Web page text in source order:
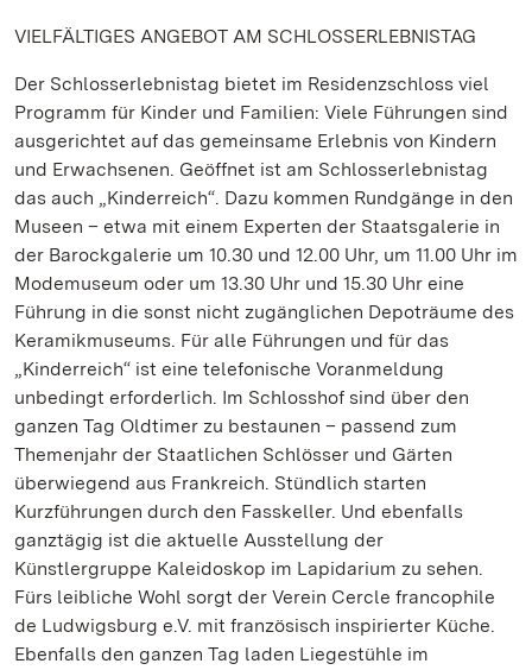
VIELFÄLTIGES ANGEBOT AM SCHLOSSERLEBNISTAG
Der Schlosserlebnistag bietet im Residenzschloss viel
Programm für Kinder und Familien: Viele Führungen sind
ausgerichtet auf das gemeinsame Erlebnis von Kindern
und Erwachsenen. Geöffnet ist am Schlosserlebnistag
das auch „Kinderreich“. Dazu kommen Rundgänge in den
Museen – etwa mit einem Experten der Staatsgalerie in
der Barockgalerie um 10.30 und 12.00 Uhr, um 11.00 Uhr im
Modemuseum oder um 13.30 Uhr und 15.30 Uhr eine
Führung in die sonst nicht zugänglichen Depoträume des
Keramikmuseums. Für alle Führungen und für das
„Kinderreich“ ist eine telefonische Voranmeldung
unbedingt erforderlich. Im Schlosshof sind über den
ganzen Tag Oldtimer zu bestaunen – passend zum
Themenjahr der Staatlichen Schlösser und Gärten
überwiegend aus Frankreich. Stündlich starten
Kurzführungen durch den Fasskeller. Und ebenfalls
ganztägig ist die aktuelle Ausstellung der
Künstlergruppe Kaleidoskop im Lapidarium zu sehen.
Fürs leibliche Wohl sorgt der Verein Cercle francophile
de Ludwigsburg e.V. mit französisch inspirierter Küche.
Ebenfalls den ganzen Tag laden Liegestühle im